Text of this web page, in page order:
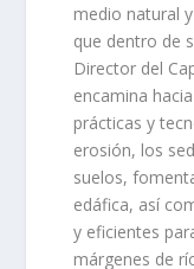
medio natural
que dentro de
Director del
encamina
prácticas y
erosión, los
suelos,
edáfica, así
y eficientes
márgenes de